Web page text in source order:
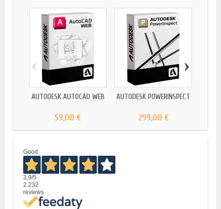
AUTODESK AUTOCAD WEB
59,00 €
AUTODESK POWERINSPECT
299,00 €
‹ ›
Good
3,9/5
2.232
reviews